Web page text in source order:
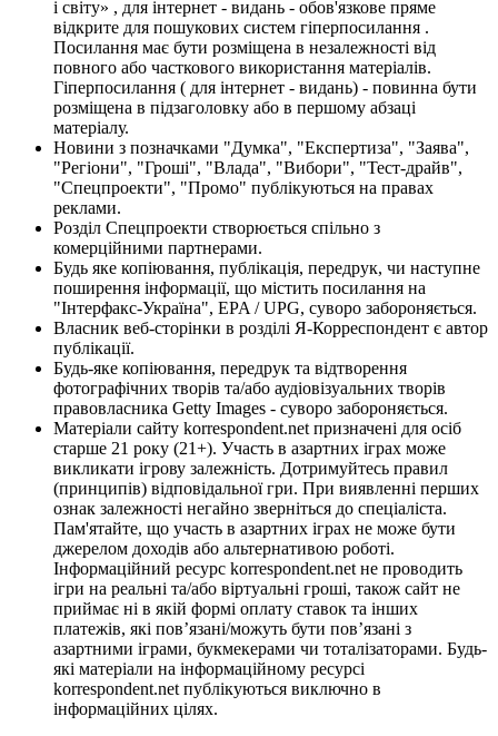
і світу» , для інтернет - видань - обов'язкове пряме
відкрите для пошукових систем гіперпосилання .
Посилання має бути розміщена в незалежності від
повного або часткового використання матеріалів.
Гіперпосилання ( для інтернет - видань) - повинна бути
розміщена в підзаголовку або в першому абзаці
матеріалу.
Новини з позначками "Думка", "Експертиза", "Заява",
"Регіони", "Гроші", "Влада", "Вибори", "Тест-драйв",
"Спецпроекти", "Промо" публікуються на правах
реклами.
Розділ Спецпроекти створюється спільно з
комерційними партнерами.
Будь яке копіювання, публікація, передрук, чи наступне
поширення інформації, що містить посилання на
"Інтерфакс-Україна", EPA / UPG, суворо забороняється.
Власник веб-сторінки в розділі Я-Корреспондент є автор
публікації.
Будь-яке копіювання, передрук та відтворення
фотографічних творів та/або аудіовізуальних творів
правовласника Getty Images - суворо забороняється.
Матеріали сайту korrespondent.net призначені для осіб
старше 21 року (21+). Участь в азартних іграх може
викликати ігрову залежність. Дотримуйтесь правил
(принципів) відповідальної гри. При виявленні перших
ознак залежності негайно зверніться до спеціаліста.
Пам'ятайте, що участь в азартних іграх не може бути
джерелом доходів або альтернативою роботі.
Інформаційний ресурс korrespondent.net не проводить
ігри на реальні та/або віртуальні гроші, також сайт не
приймає ні в якій формі оплату ставок та інших
платежів, які пов’язані/можуть бути пов’язані з
азартними іграми, букмекерами чи тоталізаторами. Будь-
які матеріали на інформаційному ресурсі
korrespondent.net публікуються виключно в
інформаційних цілях.